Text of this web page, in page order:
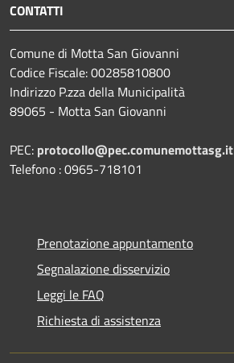
CONTATTI
Comune di Motta San Giovanni
Codice Fiscale: 00285810800
Indirizzo P.zza della Municipalità
89065 - Motta San Giovanni
PEC: protocollo@pec.comunemottasg.it
Telefono : 0965-718101
Prenotazione appuntamento
Segnalazione disservizio
Leggi le FAQ
Richiesta di assistenza